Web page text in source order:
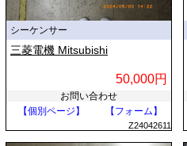
シーケンサー
三菱電機 Mitsubishi
50,000円
お問い合わせ
【個別ページ】
【フォーム】
Z24042611